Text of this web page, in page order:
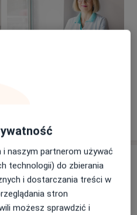
polskich i
wiedzę wciąż
i sympozjach.
: angielski, francuski.
Umów wizytę
naszym partnerom używać
technologii) do zbierania
i dostarczania treści w
stron
możesz sprawdzić i